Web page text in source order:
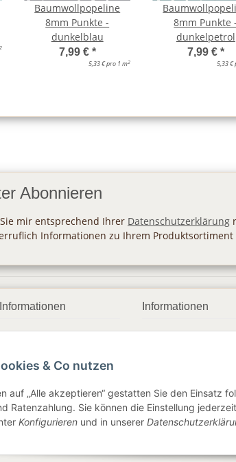
2
Baumwollpopeline
8mm Punkte -
dunkelblau
7,99 € *
5,33 € pro 1 m2
8mm Punkte -
dunkelpetrol
7,99 € *
5,33 €
Abonnieren
mir entsprechend Ihrer Datenschutzerklärung
Informationen zu Ihrem Produktsortiment
Informationen
Newsletter
& Co nutzen
auf „Alle akzeptieren“ gestatten Sie den Einsatz
Ratenzahlung. Sie können die Einstellung
Konfigurieren und in unserer